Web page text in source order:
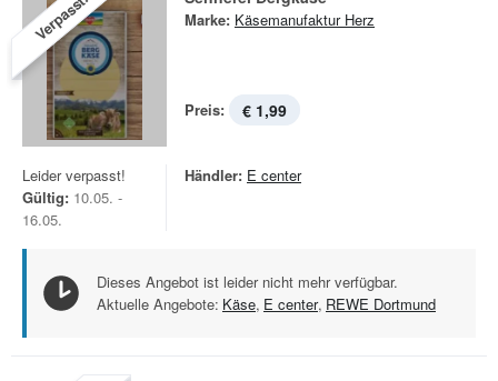
Verpasst! Marke: Käsemanufaktur Herz
Preis: € 1,99
Leider verpasst!
Gültig: 10.05. -
16.05.
Händler: E center
Dieses Angebot ist leider nicht mehr verfügbar.
Aktuelle Angebote: Käse, E center, REWE Dortmund